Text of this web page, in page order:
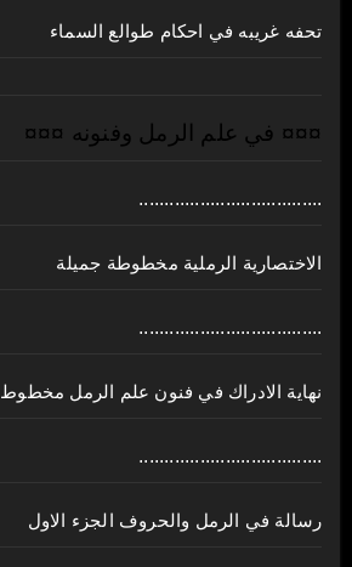
تحفه غريبه في احكام طوالع السماء
¤¤¤ في علم الرمل وفنونه ¤¤¤
....................................
الاختصارية الرملية مخطوطة جميلة
....................................
نهاية الادراك في فنون علم الرمل مخطوط
....................................
رسالة في الرمل والحروف الجزء الاول